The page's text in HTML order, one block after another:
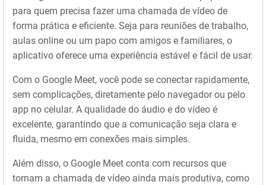
para quem precisa fazer uma chamada de vídeo de
forma prática e eficiente. Seja para reuniões de trabalho,
aulas online ou um papo com amigos e familiares, o
aplicativo oferece uma experiência estável e fácil de usar.
Com o Google Meet, você pode se conectar rapidamente,
sem complicações, diretamente pelo navegador ou pelo
app no celular. A qualidade do áudio e do vídeo é
excelente, garantindo que a comunicação seja clara e
fluida, mesmo em conexões mais simples.
Além disso, o Google Meet conta com recursos que
tornam a chamada de vídeo ainda mais produtiva, como